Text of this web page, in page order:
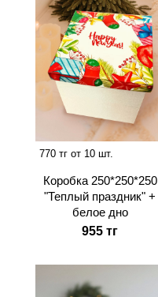
770 тг от 10 шт.
Коробка 250*250*250
"Теплый праздник" +
белое дно
955 тг